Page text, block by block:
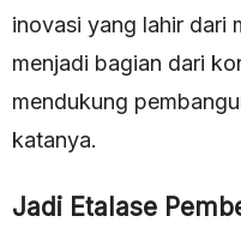
inovasi yang lahir dari
menjadi bagian dari
mendukung
katanya.
Jadi Etalase